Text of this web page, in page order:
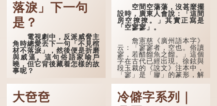
落淚」下一句
是？
電視劇中，反派威脅主
角時總愛丟下一句「不見棺
材不落淚」，然後便是折磨
與威逼。這句俗語家喻戶
曉，但它背後藏着怎樣的故
事呢？
「不見棺材不落淚」的
原句，有說法是「不見棺材
不下淚」或「不見親棺不下
空間空蕩蕩，沒甚麼擺
設時，廣東人會說：「這間
房空撩撩。」其實正寫是
「空寥寥」。
詹憲慈《廣州語本字》
云：「寥寥者，空也。俗讀
寥，若醋餾魚之餾。」這個
字在古代已經出現。徐鉉與
段玉裁的《說文》注本中，
「寥」是「廫」的篆形，解
·安期先生》載琊阜老人故
事，以「寥寥安期，虛質高
清」形容空虛無所事事。
大夿夿
冷僻字系列｜